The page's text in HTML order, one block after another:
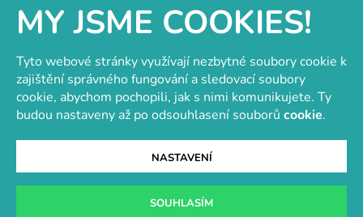
MY JSME COOKIES!
Tyto webové stránky využívají nezbytné soubory cookie k
zajištění správného fungování a sledovací soubory
cookie, abychom pochopili, jak s nimi komunikujete. Ty
budou nastaveny až po odsouhlasení souborů cookie.
NASTAVENÍ
SOUHLASÍM
Facebook
Velkoobchod s korálky a komponentyTvořit je radost
Vytvořil Shoptet